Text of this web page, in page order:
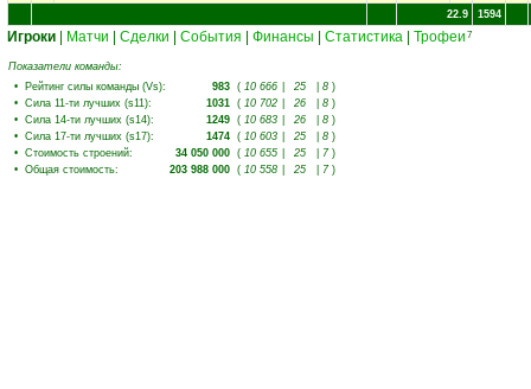
22.9 1594
Игроки Матчи Сделки События Финансы Статистика Трофеи 7
Показатели команды:
• Рейтинг силы команды (Vs): 983 ( 10 666 25 8 )
• Сила 11-ти лучших (s11): 1031 ( 10 702 26 8 )
• Сила 14-ти лучших (s14): 1249 ( 10 683 26 8 )
• Сила 17-ти лучших (s17): 1474 ( 10 603 25 8 )
• Стоимость строений: 34 050 000 ( 10 655 25 7 )
• Общая стоимость: 203 988 000 ( 10 558 25 7 )